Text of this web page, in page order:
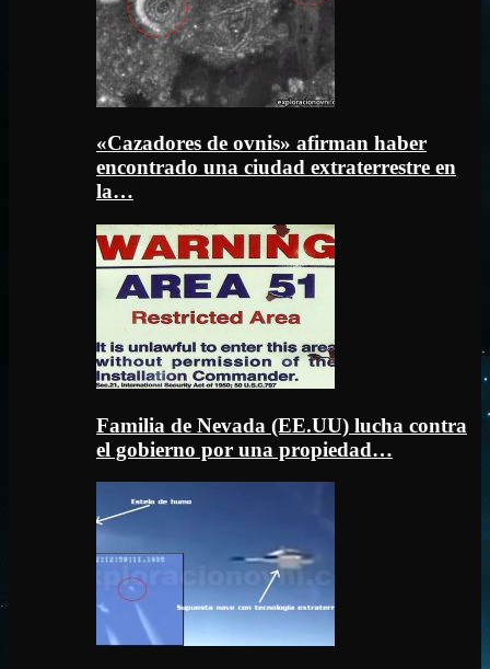
«Cazadores de ovnis» afirman haber
encontrado una ciudad extraterrestre en
la…
Familia de Nevada (EE.UU) lucha contra
el gobierno por una propiedad…